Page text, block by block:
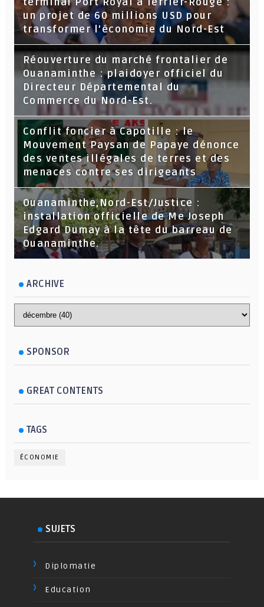
un projet de 60 millions USD pour
transformer l’économie du Nord-Est
Réouverture du marché frontalier de
Ouanaminthe : plaidoyer officiel du
Directeur Départemental du
Commerce du Nord-Est.
Conflit foncier à Capotille : le
Mouvement Paysan de Papaye dénonce
des ventes illégales de terres et des
menaces contre ses dirigeants
Ouanaminthe,Nord-Est/Justice :
installation officielle de Me Joseph
Edgard Dumay à la tête du barreau de
Ouanaminthe.
ARCHIVE
SPONSOR
GREAT CONTENTS
TAGS
ÉCONOMIE
SUJETS
Diplomatie
Education